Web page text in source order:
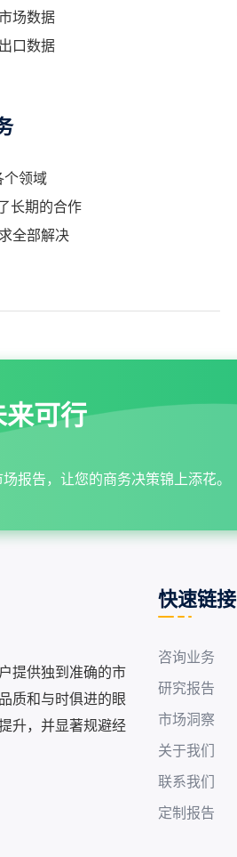
场数据
口数据
领域
长期的合作
全部解决
可行
报告，让您的商务决策锦上添花。
提供独到准确的市
质和与时俱进的眼
升，并显著规避经
快速链接
咨询业务
研究报告
市场洞察
关于我们
联系我们
定制报告